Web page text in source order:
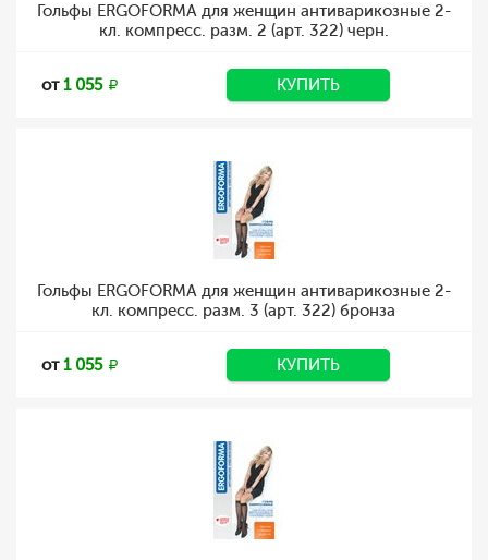
Гольфы ERGOFORMA для женщин антиварикозные 2-
кл. компресс. разм. 2 (арт. 322) черн.
от1 055 КУПИТЬ
Гольфы ERGOFORMA для женщин антиварикозные 2-
кл. компресс. разм. 3 (арт. 322) бронза
от1 055 КУПИТЬ